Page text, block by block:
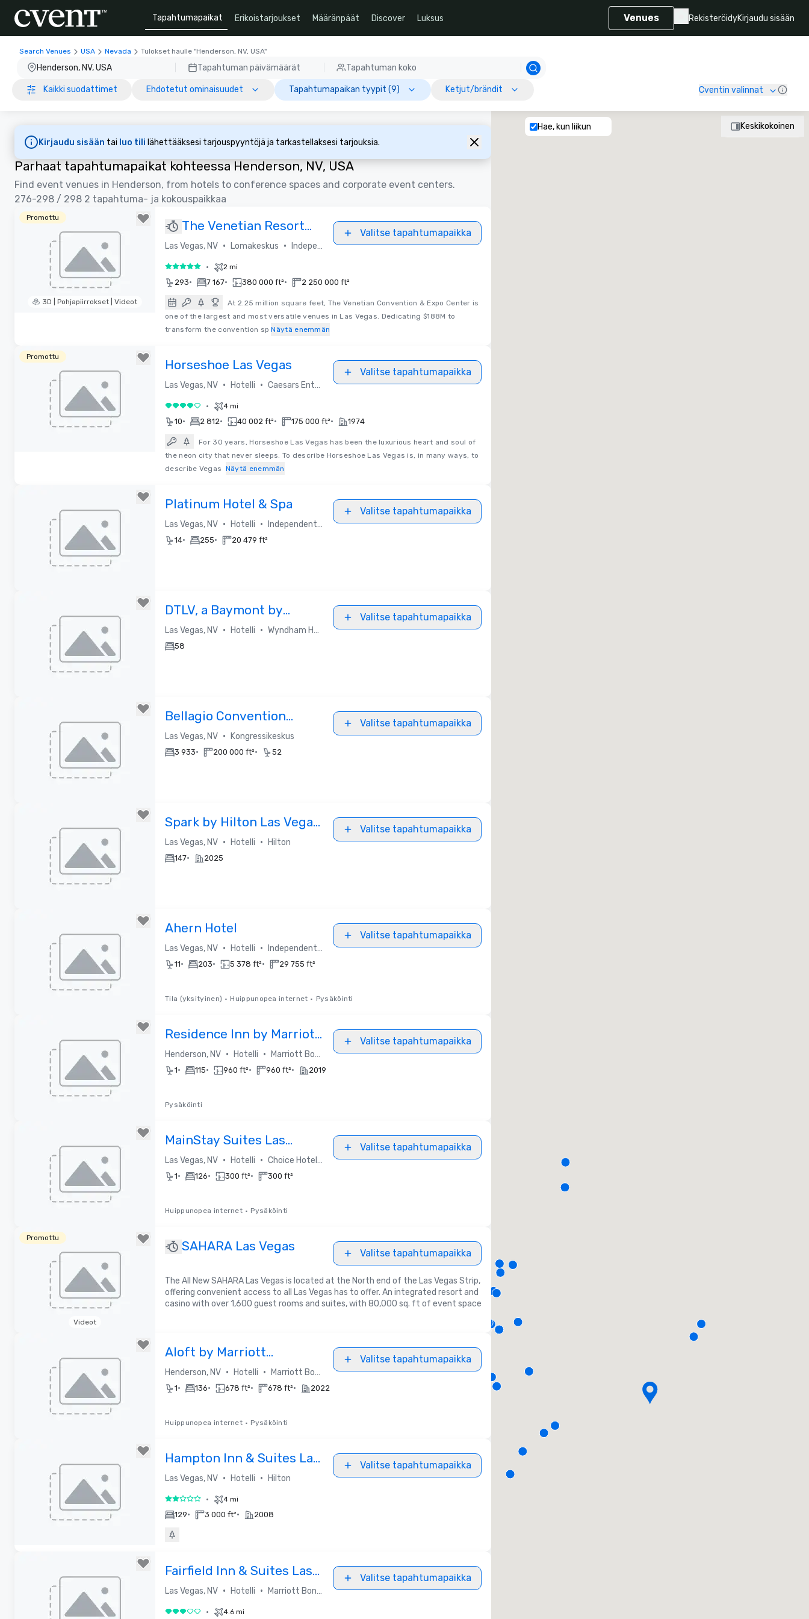
Tapahtumapaikat Erikoistarjoukset Määränpäät Discover Luksus Venues RekisteröidyKirjaudu sisään
Search Venues USA Nevada Tulokset haulle "Henderson, NV, USA"
Henderson, NV, USA Tapahtuman päivämäärät Tapahtuman koko
Kaikki suodattimet Ehdotetut ominaisuudet Tapahtumapaikan tyypit (9) Ketjut/brändit Cventin valinnat
Kirjaudu sisään tai luo tili lähettääksesi tarjouspyyntöjä ja tarkastellaksesi tarjouksia.
Parhaat tapahtumapaikat kohteessa Henderson, NV, USA
Find event venues in Henderson, from hotels to conference spaces and corporate event centers.
276-298 / 298 2 tapahtuma- ja kokouspaikkaa
Promottu
3D | Pohjapiirrokset | Videot
The Venetian Resort
Las Vegas
Las Vegas, NV • Lomakeskus • Independent / Other
Valitse tapahtumapaikka
5 / 5 • 2 mi
293• 7 167• 380 000 ft²• 2 250 000 ft²
At 2.25 million square feet, The Venetian Convention & Expo Center is
one of the largest and most versatile venues in Las Vegas. Dedicating $188M to
transform the convention sp Näytä enemmän
Promottu
Horseshoe Las Vegas
Las Vegas, NV • Hotelli • Caesars Entertainment
Valitse tapahtumapaikka
4 / 5 • 4 mi
10• 2 812• 40 002 ft²• 175 000 ft²• 1974
For 30 years, Horseshoe Las Vegas has been the luxurious heart and soul of
the neon city that never sleeps. To describe Horseshoe Las Vegas is, in many ways, to
describe Vegas Näytä enemmän
Platinum Hotel & Spa
Las Vegas, NV • Hotelli • Independent / Other
Valitse tapahtumapaikka
14• 255• 20 479 ft²
DTLV, a Baymont by
Wyndham
Las Vegas, NV • Hotelli • Wyndham Hotels & Resorts
Valitse tapahtumapaikka
58
Bellagio Convention
Center
Las Vegas, NV • Kongressikeskus
Valitse tapahtumapaikka
3 933• 200 000 ft²• 52
Spark by Hilton Las Vegas
Airport
Las Vegas, NV • Hotelli • Hilton
Valitse tapahtumapaikka
147• 2025
Ahern Hotel
Las Vegas, NV • Hotelli • Independent / Other
Valitse tapahtumapaikka
11• 203• 5 378 ft²• 29 755 ft²
Tila (yksityinen) • Huippunopea internet • Pysäköinti
Residence Inn by Marriott
Las Vegas
South/Henderson
Henderson, NV • Hotelli • Marriott Bonvoy
Valitse tapahtumapaikka
1• 115• 960 ft²• 960 ft²• 2019
Pysäköinti
Removed from favorites
MainStay Suites Las
Vegas
Las Vegas, NV • Hotelli • Choice Hotels and Radisson Americas
Valitse tapahtumapaikka
1• 126• 300 ft²• 300 ft²
Huippunopea internet • Pysäköinti
Promottu
Videot
SAHARA Las Vegas Valitse tapahtumapaikka
The All New SAHARA Las Vegas is located at the North end of the Las Vegas Strip,
offering convenient access to all Las Vegas has to offer. An integrated resort and
casino with over 1,600 guest rooms and suites, with 80,000 sq. ft of event space
Aloft by Marriott
Henderson
Henderson, NV • Hotelli • Marriott Bonvoy
Valitse tapahtumapaikka
1• 136• 678 ft²• 678 ft²• 2022
Huippunopea internet • Pysäköinti
Hampton Inn & Suites Las
Vegas Airport
Las Vegas, NV • Hotelli • Hilton
Valitse tapahtumapaikka
2 / 5 • 4 mi
129• 3 000 ft²• 2008
Fairfield Inn & Suites Las
Vegas Airport South
Las Vegas, NV • Hotelli • Marriott Bonvoy
Valitse tapahtumapaikka
3 / 5 • 4.6 mi
Keskikokoinen
Hae, kun liikun